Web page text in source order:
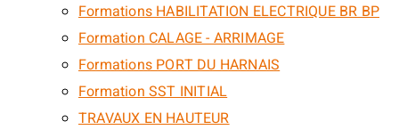
Formations HABILITATION ELECTRIQUE BR BP
Formation CALAGE - ARRIMAGE
Formations PORT DU HARNAIS
Formation SST INITIAL
TRAVAUX EN HAUTEUR